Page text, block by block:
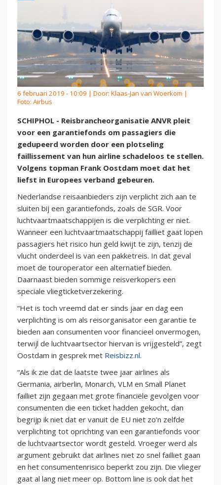
6 februari 2019 - 10:09 | Door: Klaas-Jan van Woerkom |
Foto: Airbus
SCHIPHOL - Reisbrancheorganisatie ANVR pleit
voor een garantiefonds om passagiers die
gedupeerd worden door een plotseling
faillissement van hun airline schadeloos te stellen.
Volgens topman Frank Oostdam moet dat het
liefst in Europees verband gebeuren.
Nederlandse reisaanbieders zijn verplicht zich aan te
sluiten bij een garantiefonds, zoals de SGR. Voor
luchtvaartmaatschappijen is die verplichting er niet.
Wanneer een luchtvaartmaatschappij failliet gaat lopen
passagiers het risico hun geld kwijt te zijn, tenzij de
vlucht onderdeel is van een pakketreis. In dat geval
moet de touroperator een alternatief bieden.
Daarnaast bieden sommige reisverkopers een
speciale vliegticketverzekering.
“Het is toch vreemd dat er sinds jaar en dag een
verplichting is om als reisorganisator een garantie te
bieden aan consumenten voor financieel onvermogen,
terwijl de luchtvaartsector hiervan is vrijgesteld”, zegt
Oostdam in gesprek met Reisbizz.nl.
“Als ik zie dat de laatste twee jaar airlines als
Germania, airberlin, Monarch, VLM en Small Planet
failliet zijn gegaan met grote financiële gevolgen voor
consumenten die een ticket hadden gekocht, dan
begrijp ik niet dat er vanuit de EU niet zo’n zelfde
verplichting tot oprichting van een garantiefonds voor
de luchtvaartsector wordt gesteld. Vroeger werd als
argument gebruikt dat airlines niet zo snel failliet gaan
en het consumentenrisico beperkt zou zijn. Die vlieger
gaat al lang niet meer op. Bottom line is ook dat het